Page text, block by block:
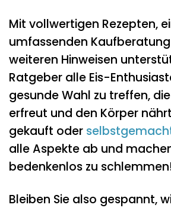
Mit vollwertigen Rezepten,
umfassenden
weiteren Hinweisen
Ratgeber alle Eis-
gesunde Wahl zu treffen,
erfreut und den Körper
gekauft oder
alle Aspekte ab und
bedenkenlos zu
Bleiben Sie also gespannt,